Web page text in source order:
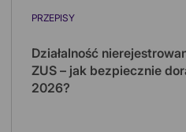
PRZEPISY
Działalność
ZUS – jak bezpiecznie
2026?